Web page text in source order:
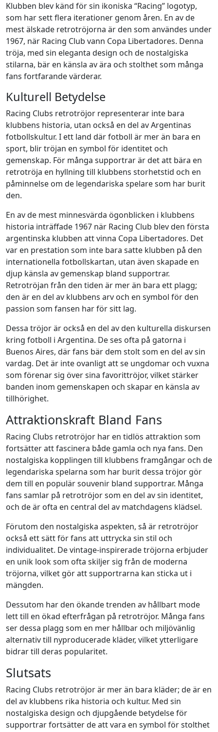
Klubben blev känd för sin ikoniska “Racing” logotyp,
som har sett flera iterationer genom åren. En av de
mest älskade retrotröjorna är den som användes under
1967, när Racing Club vann Copa Libertadores. Denna
tröja, med sin eleganta design och de nostalgiska
stilarna, bär en känsla av ära och stolthet som många
fans fortfarande värderar.
Kulturell Betydelse
Racing Clubs retrotröjor representerar inte bara
klubbens historia, utan också en del av Argentinas
fotbollskultur. I ett land där fotboll är mer än bara en
sport, blir tröjan en symbol för identitet och
gemenskap. För många supportrar är det att bära en
retrotröja en hyllning till klubbens storhetstid och en
påminnelse om de legendariska spelare som har burit
den.
En av de mest minnesvärda ögonblicken i klubbens
historia inträffade 1967 när Racing Club blev den första
argentinska klubben att vinna Copa Libertadores. Det
var en prestation som inte bara satte klubben på den
internationella fotbollskartan, utan även skapade en
djup känsla av gemenskap bland supportrar.
Retrotröjan från den tiden är mer än bara ett plagg;
den är en del av klubbens arv och en symbol för den
passion som fansen har för sitt lag.
Dessa tröjor är också en del av den kulturella diskursen
kring fotboll i Argentina. De ses ofta på gatorna i
Buenos Aires, där fans bär dem stolt som en del av sin
vardag. Det är inte ovanligt att se ungdomar och vuxna
som förenar sig över sina favorittröjor, vilket stärker
banden inom gemenskapen och skapar en känsla av
tillhörighet.
Attraktionskraft Bland Fans
Racing Clubs retrotröjor har en tidlös attraktion som
fortsätter att fascinera både gamla och nya fans. Den
nostalgiska kopplingen till klubbens framgångar och de
legendariska spelarna som har burit dessa tröjor gör
dem till en populär souvenir bland supportrar. Många
fans samlar på retrotröjor som en del av sin identitet,
och de är ofta en central del av matchdagens klädsel.
Förutom den nostalgiska aspekten, så är retrotröjor
också ett sätt för fans att uttrycka sin stil och
individualitet. De vintage-inspirerade tröjorna erbjuder
en unik look som ofta skiljer sig från de moderna
tröjorna, vilket gör att supportrarna kan sticka ut i
mängden.
Dessutom har den ökande trenden av hållbart mode
lett till en ökad efterfrågan på retrotröjor. Många fans
ser dessa plagg som en mer hållbar och miljövänlig
alternativ till nyproducerade kläder, vilket ytterligare
bidrar till deras popularitet.
Slutsats
Racing Clubs retrotröjor är mer än bara kläder; de är en
del av klubbens rika historia och kultur. Med sin
nostalgiska design och djupgående betydelse för
supportrar fortsätter de att vara en symbol för stolthet